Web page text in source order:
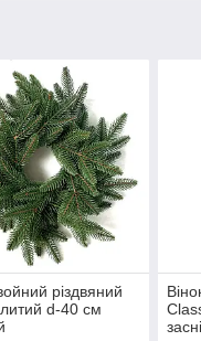
різдвяний
d-40 см